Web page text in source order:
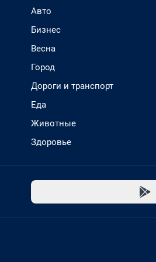
Авто
Бизнес
Весна
Город
Дороги и транспорт
Еда
Животные
Здоровье